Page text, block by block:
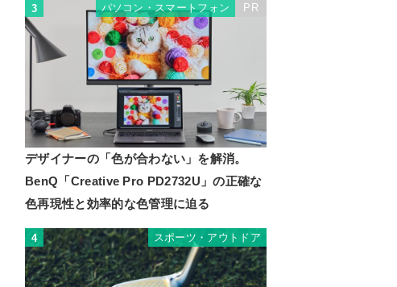
3 パソコン・スマートフォン PR
デザイナーの「色が合わない」を解消。
BenQ「Creative Pro PD2732U」の正確な
色再現性と効率的な色管理に迫る
4 スポーツ・アウトドア